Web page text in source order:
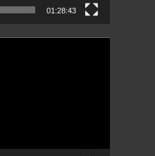
01:28:43